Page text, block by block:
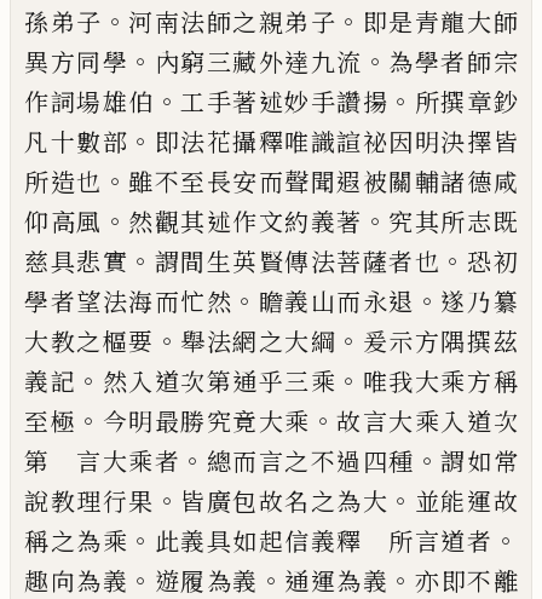
孫弟子 。 河南法師之親弟子 。 即是青龍大師
異方同學 。 內窮三藏外達九流 。 為學者師宗
作詞場雄伯 。工手著述妙手讚揚 。 所撰章鈔
凡十數部 。 即法花攝釋唯識諠祕因明決擇皆
所造也 。雖不至長安而聲聞遐被關輔諸德咸
仰高風 。 然觀其述作文約義著 。 究其所志既
慈具悲實 。 謂間生英賢傳法菩薩者也 。 恐初
學者望法海而忙然 。 瞻義山而永退 。 遂乃纂
大教之樞要 。 舉法網之大綱 。 爰示方隅撰茲
義記 。 然入道次第通乎三乘 。 唯我大乘方稱
至極 。 今明最勝究竟大乘 。故言大乘入道次
第 言大乘者 。 總而言之不過四種 。謂如常
說教理行果 。 皆廣包故名之為大 。 並能運故
稱之為乘 。 此義具如起信義釋 所言道者 。
趣向為義 。 遊履為義 。 通運為義 。 亦即不離